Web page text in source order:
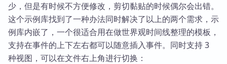
少，但是有时候不方便修改，剪切黏贴的时候偶尔会出错。
这个示例库找到了一种办法同时解决了以上的两个需求，示
例库内嵌了，一个很适合用在做世界观时间线整理的模板，
支持在事件的上下左右都可以随意插入事件。同时支持 3
种视图，可以在文件右上角进行切换：